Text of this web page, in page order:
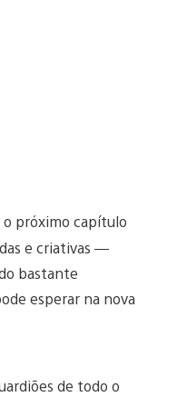
o próximo capítulo
e criativas —
bastante
esperar na nova
de todo o